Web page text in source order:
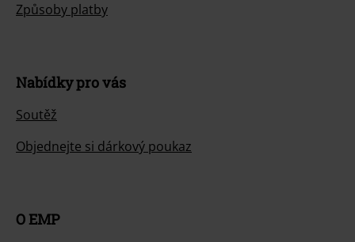
Způsoby platby
Nabídky pro vás
Soutěž
Objednejte si dárkový poukaz
O EMP